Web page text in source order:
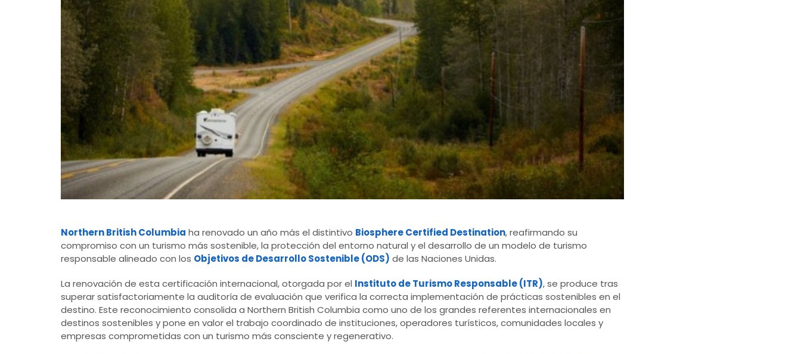
Northern British Columbia ha renovado un año más el distintivo Biosphere Certified Destination, reafirmando su
compromiso con un turismo más sostenible, la protección del entorno natural y el desarrollo de un modelo de turismo
responsable alineado con los Objetivos de Desarrollo Sostenible (ODS) de las Naciones Unidas.
La renovación de esta certificación internacional, otorgada por el Instituto de Turismo Responsable (ITR), se produce tras
superar satisfactoriamente la auditoría de evaluación que verifica la correcta implementación de prácticas sostenibles en el
destino. Este reconocimiento consolida a Northern British Columbia como uno de los grandes referentes internacionales en
destinos sostenibles y pone en valor el trabajo coordinado de instituciones, operadores turísticos, comunidades locales y
empresas comprometidas con un turismo más consciente y regenerativo.